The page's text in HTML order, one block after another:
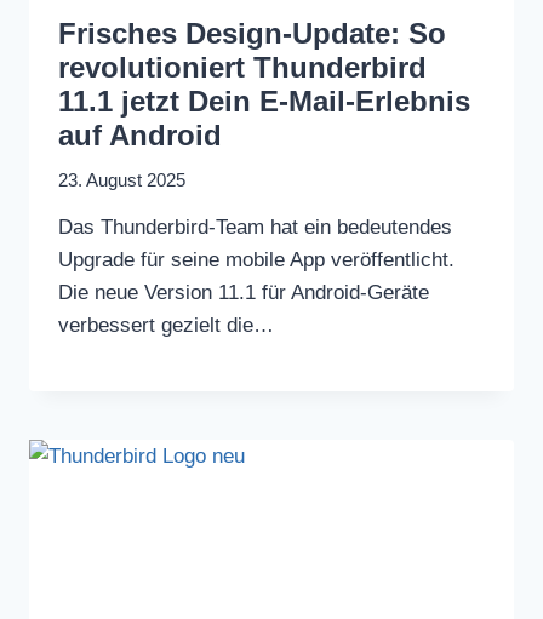
Frisches Design-Update: So
revolutioniert Thunderbird
11.1 jetzt Dein E-Mail-Erlebnis
auf Android
23. August 2025
Das Thunderbird-Team hat ein bedeutendes
Upgrade für seine mobile App veröffentlicht.
Die neue Version 11.1 für Android-Geräte
verbessert gezielt die…